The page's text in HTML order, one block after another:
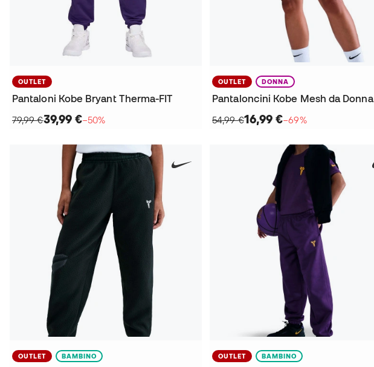
OUTLET
Pantaloni Kobe Bryant Therma-FIT
79,99 €39,99 €−50%
OUTLET DONNA
Pantaloncini Kobe Mesh da Donna
54,99 €16,99 €−69%
OUTLET BAMBINO OUTLET BAMBINO